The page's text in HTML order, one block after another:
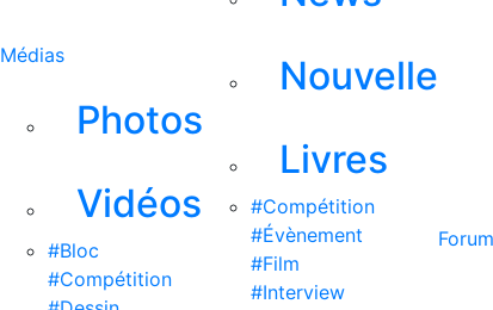
Médias
Photos
Vidéos
#Bloc
#Compétition
Nouvelle
Livres
#Compétition
#Évènement
#Film
#Interview
Forum